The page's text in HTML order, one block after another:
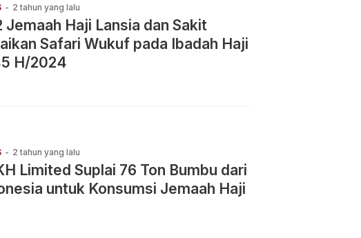
- 2 tahun yang lalu
Jemaah Haji Lansia dan Sakit
Safari Wukuf pada Ibadah Haji
H/2024
- 2 tahun yang lalu
Limited Suplai 76 Ton Bumbu dari
untuk Konsumsi Jemaah Haji